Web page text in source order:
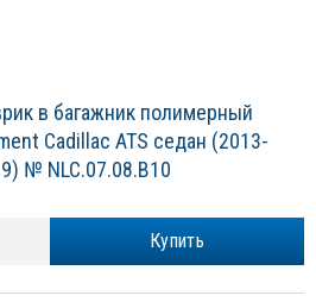
в багажник полимерный
Cadillac ATS седан (2013-
№ NLC.07.08.B10
Купить